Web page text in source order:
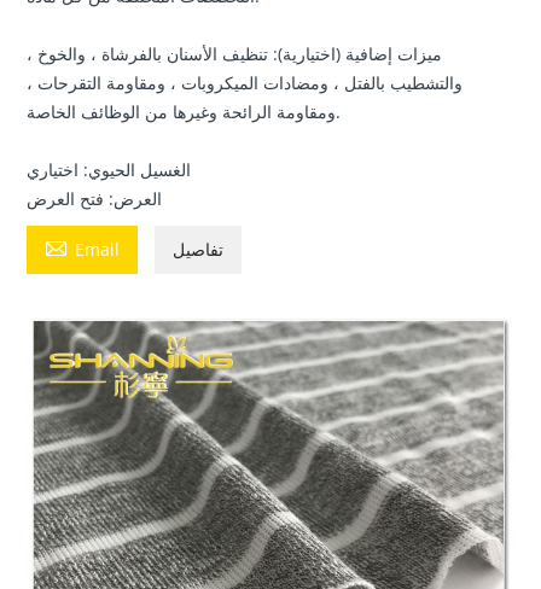
ميزات إضافية (اختيارية): تنظيف الأسنان بالفرشاة ، والخوخ ،
والتشطيب بالفتل ، ومضادات الميكروبات ، ومقاومة التقرحات ،
ومقاومة الرائحة وغيرها من الوظائف الخاصة.
الغسيل الحيوي: اختياري
العرض: فتح العرض
 Email تفاصيل